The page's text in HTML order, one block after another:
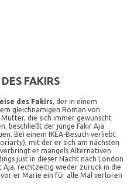
FAKIRS
des Fakirs, der in einem
gleichnamigen Roman von
die sich immer gewünscht
beschließt der junge Fakir Aja
Bei einem IKEA-Besuch verliebt
mit der er sich am nächsten
er mangels Alternativen
just in dieser Nacht nach London
rechtzeitig wieder zurück in die
er Marie ein für alle Mal verloren